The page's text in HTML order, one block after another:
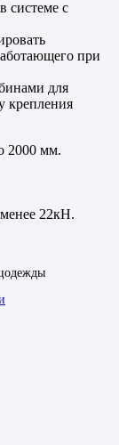
системе с
при
для
крепления
2000 мм.
менее 22кН.